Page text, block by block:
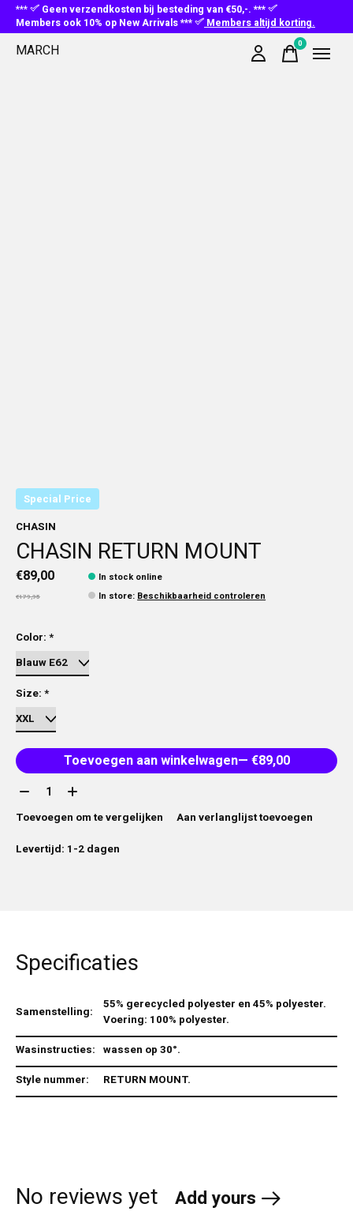
***
Geen verzendkosten bij besteding van €50,-. ***
Members ook 10% op New Arrivals ***
Members altijd korting.
MARCH 0items
Special Price
CHASIN
CHASIN RETURN MOUNT
€89,00
€179,95
In stock online
In store: Beschikbaarheid controleren
Color: *
Size: *
Toevoegen aan winkelwagen
— €89,00
Aantal:
Toevoegen om te vergelijken
Aan verlanglijst toevoegen
Levertijd: 1-2 dagen
Specificaties
Samenstelling:
55% gerecycled polyester en 45% polyester.
Voering: 100% polyester.
Wasinstructies: wassen op 30°.
Style nummer:
RETURN MOUNT.
No reviews yet Add yours